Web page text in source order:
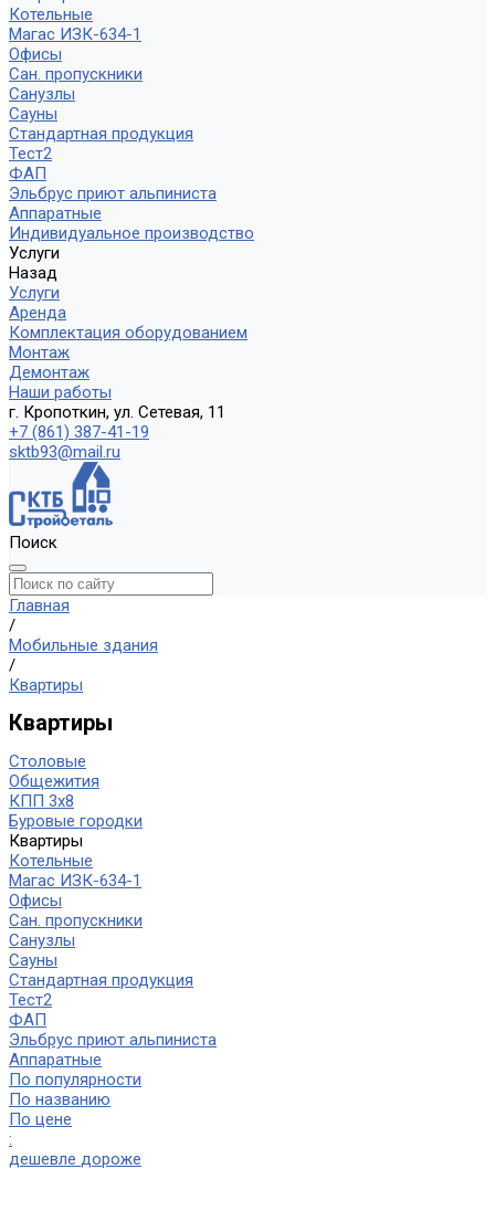
Котельные
Магас ИЗК-634-1
Офисы
Сан. пропускники
Санузлы
Сауны
Стандартная продукция
Тест2
ФАП
Эльбрус приют альпиниста
Аппаратные
Индивидуальное производство
Услуги
Назад
Услуги
Аренда
Комплектация оборудованием
Монтаж
Демонтаж
Наши работы
г. Кропоткин, ул. Сетевая, 11
+7 (861) 387-41-19
sktb93@mail.ru
Поиск
Главная
/
Мобильные здания
/
Квартиры
Квартиры
Столовые
Общежития
КПП 3х8
Буровые городки
Квартиры
Котельные
Магас ИЗК-634-1
Офисы
Сан. пропускники
Санузлы
Сауны
Стандартная продукция
Тест2
ФАП
Эльбрус приют альпиниста
Аппаратные
По популярности
По названию
По цене
:
дешевле дороже